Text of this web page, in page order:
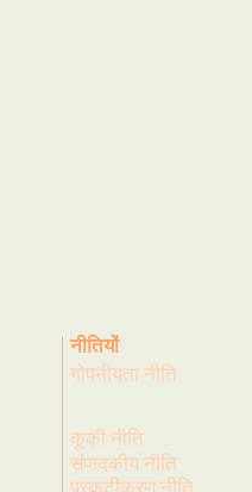
नीतियों
गोपनीयता नीति
कूकी नीति
संपादकीय नीति
प्रकटीकरण नीति